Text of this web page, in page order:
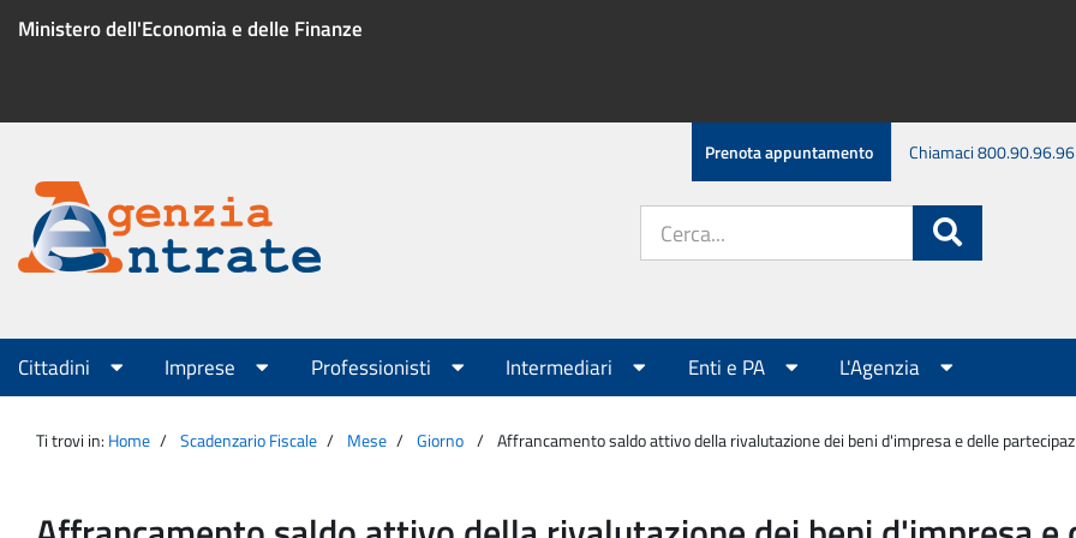
Ministero dell'Economia e delle Finanze
Menu
servizio
Prenota appuntamento Chiamaci 800.90.96.96
Agenzia
Entrate
sito:
Menu
principale
Cittadini Imprese Professionisti Intermediari Enti e PA L'Agenzia
Ti trovi in: Home Scadenzario Fiscale Mese Giorno Affrancamento saldo attivo della rivalutazione dei beni d'impresa e delle